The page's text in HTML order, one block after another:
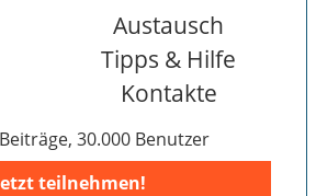
Austausch
Tipps & Hilfe
Kontakte
30.000 Benutzer
teilnehmen!